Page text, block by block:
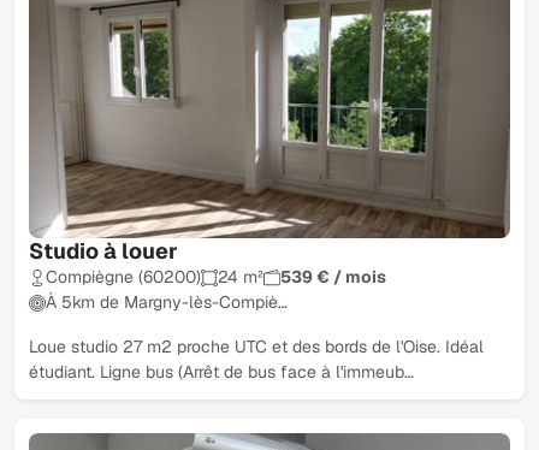
Studio à louer
Compiègne (60200) 24 m²
539 € / mois
À 5km de Margny-lès-Compiè…
Loue studio 27 m2 proche UTC et des bords de l'Oise. Idéal
étudiant. Ligne bus (Arrêt de bus face à l'immeub…